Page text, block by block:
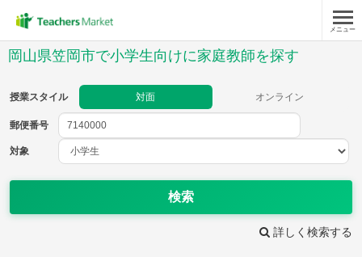
メニュー
岡山県笠岡市で小学生向けに家庭教師を探す
授業スタイル 対面 オンライン
郵便番号
対象
検索
詳しく検索する
郵便番号